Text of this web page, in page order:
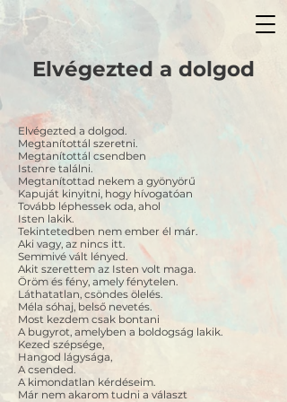
Elvégezted a dolgod
Elvégezted a dolgod.
Megtanítottál szeretni.
Megtanítottál csendben
Istenre találni.
Megtanítottad nekem a gyönyörű
Kapuját kinyitni, hogy hívogatóan
Tovább léphessek oda, ahol
Isten lakik.
Tekintetedben nem ember él már.
Aki vagy, az nincs itt.
Semmivé vált lényed.
Akit szerettem az Isten volt maga.
Öröm és fény, amely fénytelen.
Láthatatlan, csöndes ölelés.
Méla sóhaj, belső nevetés.
Most kezdem csak bontani
A bugyrot, amelyben a boldogság lakik.
Kezed szépsége,
Hangod lágysága,
A csended.
A kimondatlan kérdéseim.
Már nem akarom tudni a választ